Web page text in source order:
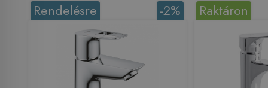
-2%
Rendelésre Raktáron